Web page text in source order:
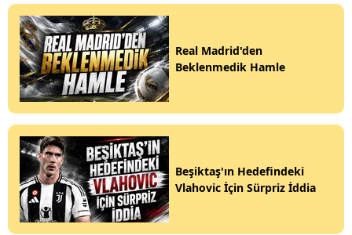
Real Madrid'den
Beklenmedik Hamle
Beşiktaş'ın Hedefindeki
Vlahovic İçin Sürpriz İddia